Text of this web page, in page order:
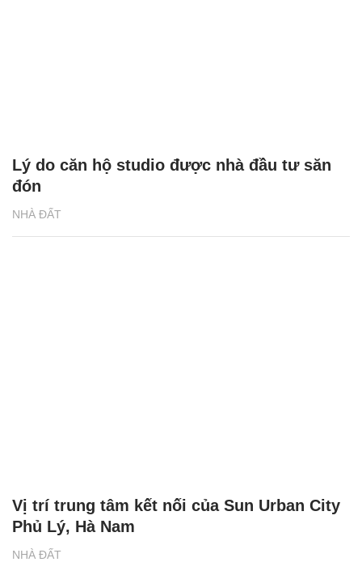
NHÀ ĐẤT
Lý do căn hộ studio được nhà đầu tư săn
đón
NHÀ ĐẤT
Vị trí trung tâm kết nối của Sun Urban City
Phủ Lý, Hà Nam